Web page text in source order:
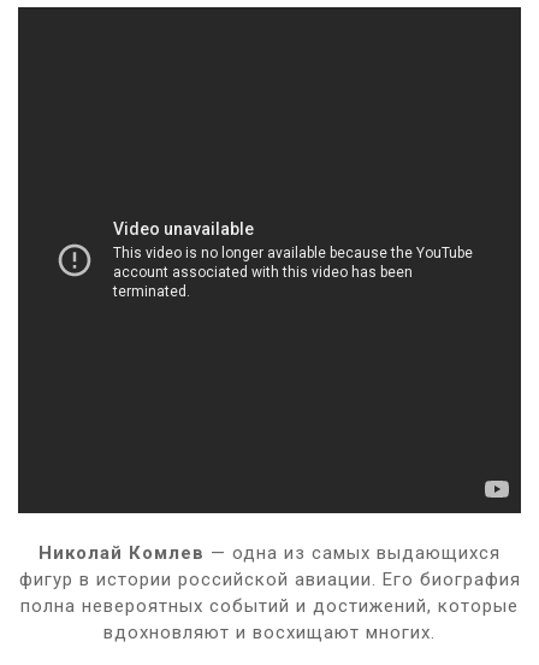
Николай Комлев — одна из самых выдающихся
фигур в истории российской авиации. Его биография
полна невероятных событий и достижений, которые
вдохновляют и восхищают многих.